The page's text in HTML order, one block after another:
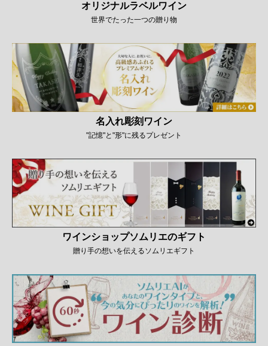
オリジナルラベルワイン
世界でたった一つの贈り物
名入れ彫刻ワイン
"記憶"と"形"に残るプレゼント
ワインショップソムリエのギフト
贈り手の想いを伝えるソムリエギフト